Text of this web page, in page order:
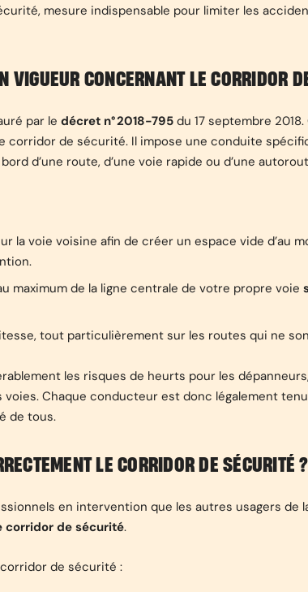
mesure indispensable pour limiter les
VIGUEUR CONCERNANT LE CORRIDOR
par le décret n° 2018-795 du 17 septembre
corridor de sécurité. Il impose une conduite
d’une route, d’une voie rapide ou d’une
la voie voisine afin de créer un espace vide d’au
maximumde la ligne centrale de votre propre voie
, tout particulièrement sur les routes qui ne
les risques de heurts pour les
Chaque conducteur est donc légalement
de tous.
LE CORRIDOR DE SÉCURITÉ ?
en intervention que les autres usagers de
corridor de sécurité.
de sécurité :